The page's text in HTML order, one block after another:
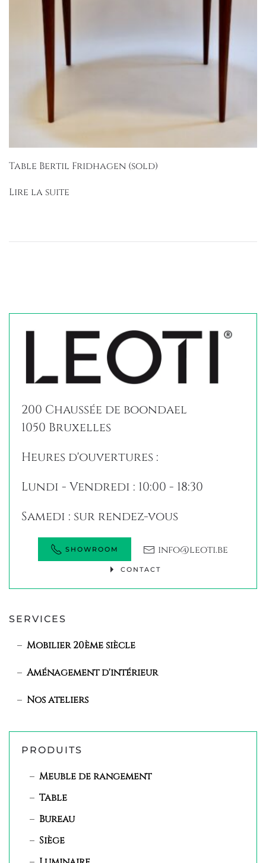
Table Bertil Fridhagen (sold)
Lire la suite
200 Chaussée de boondael
1050 Bruxelles
Heures d'ouvertures :
Lundi - Vendredi : 10:00 - 18:30
Samedi : sur rendez-vous
SHOWROOM info@leoti.be
CONTACT
SERVICES
Mobilier 20ème siècle
Aménagement d'intérieur
Nos ateliers
PRODUITS
Meuble de rangement
Table
Bureau
Siège